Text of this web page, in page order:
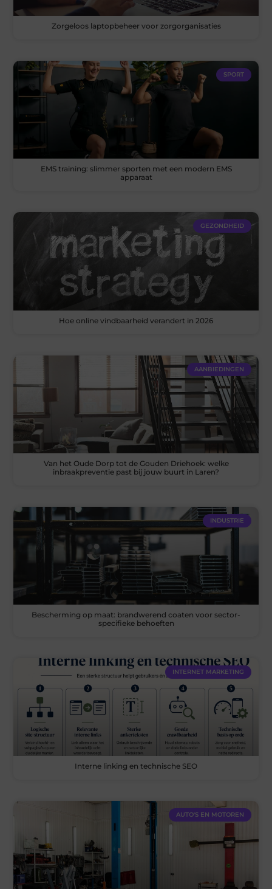
Zorgeloos laptopbeheer voor zorgorganisaties
SPORT
EMS training: slimmer sporten met een modern EMS
apparaat
GEZONDHEID
Hoe online vindbaarheid verandert in 2026
AANBIEDINGEN
Van het Oude Dorp tot de Gouden Driehoek: welke
inbraakpreventie past bij jouw buurt in Laren?
INDUSTRIE
Bescherming op maat: brandwerend coaten voor sector-
specifieke behoeften
INTERNET MARKETING
Interne linking en technische SEO
AUTO'S EN MOTOREN